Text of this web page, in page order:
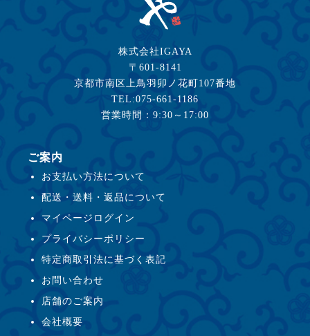
株式会社IGAYA
〒601-8141
京都市南区上鳥羽卯ノ花町107番地
TEL:075-661-1186
営業時間：9:30～17:00
ご案内
お支払い方法について
配送・送料・返品について
マイページログイン
プライバシーポリシー
特定商取引法に基づく表記
お問い合わせ
店舗のご案内
会社概要